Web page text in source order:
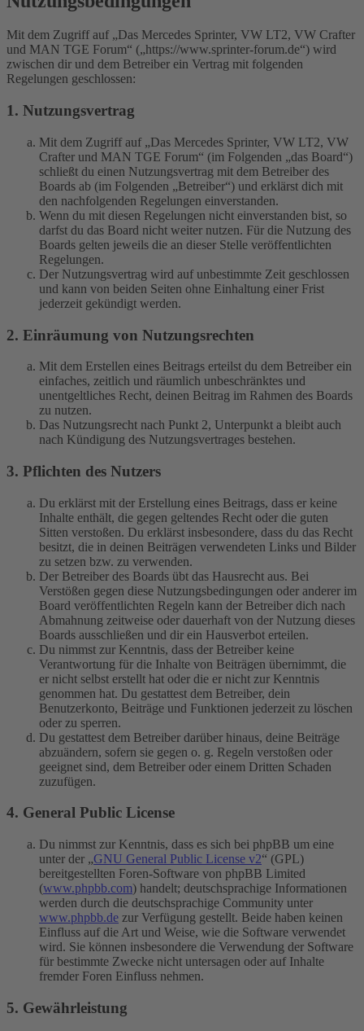
Mit dem Zugriff auf „Das Mercedes Sprinter, VW LT2, VW Crafter
und MAN TGE Forum“ („https://www.sprinter-forum.de“) wird
zwischen dir und dem Betreiber ein Vertrag mit folgenden
Regelungen geschlossen:
1. Nutzungsvertrag
Mit dem Zugriff auf „Das Mercedes Sprinter, VW LT2, VW
Crafter und MAN TGE Forum“ (im Folgenden „das Board“)
schließt du einen Nutzungsvertrag mit dem Betreiber des
Boards ab (im Folgenden „Betreiber“) und erklärst dich mit
den nachfolgenden Regelungen einverstanden.
Wenn du mit diesen Regelungen nicht einverstanden bist, so
darfst du das Board nicht weiter nutzen. Für die Nutzung des
Boards gelten jeweils die an dieser Stelle veröffentlichten
Regelungen.
Der Nutzungsvertrag wird auf unbestimmte Zeit geschlossen
und kann von beiden Seiten ohne Einhaltung einer Frist
jederzeit gekündigt werden.
2. Einräumung von Nutzungsrechten
Mit dem Erstellen eines Beitrags erteilst du dem Betreiber ein
einfaches, zeitlich und räumlich unbeschränktes und
unentgeltliches Recht, deinen Beitrag im Rahmen des Boards
zu nutzen.
Das Nutzungsrecht nach Punkt 2, Unterpunkt a bleibt auch
nach Kündigung des Nutzungsvertrages bestehen.
3. Pflichten des Nutzers
Du erklärst mit der Erstellung eines Beitrags, dass er keine
Inhalte enthält, die gegen geltendes Recht oder die guten
Sitten verstoßen. Du erklärst insbesondere, dass du das Recht
besitzt, die in deinen Beiträgen verwendeten Links und Bilder
zu setzen bzw. zu verwenden.
Der Betreiber des Boards übt das Hausrecht aus. Bei
Verstößen gegen diese Nutzungsbedingungen oder anderer im
Board veröffentlichten Regeln kann der Betreiber dich nach
Abmahnung zeitweise oder dauerhaft von der Nutzung dieses
Boards ausschließen und dir ein Hausverbot erteilen.
Du nimmst zur Kenntnis, dass der Betreiber keine
Verantwortung für die Inhalte von Beiträgen übernimmt, die
er nicht selbst erstellt hat oder die er nicht zur Kenntnis
genommen hat. Du gestattest dem Betreiber, dein
Benutzerkonto, Beiträge und Funktionen jederzeit zu löschen
oder zu sperren.
Du gestattest dem Betreiber darüber hinaus, deine Beiträge
abzuändern, sofern sie gegen o. g. Regeln verstoßen oder
geeignet sind, dem Betreiber oder einem Dritten Schaden
zuzufügen.
4. General Public License
Du nimmst zur Kenntnis, dass es sich bei phpBB um eine
unter der „GNU General Public License v2“ (GPL)
bereitgestellten Foren-Software von phpBB Limited
(www.phpbb.com) handelt; deutschsprachige Informationen
werden durch die deutschsprachige Community unter
www.phpbb.de zur Verfügung gestellt. Beide haben keinen
Einfluss auf die Art und Weise, wie die Software verwendet
wird. Sie können insbesondere die Verwendung der Software
für bestimmte Zwecke nicht untersagen oder auf Inhalte
fremder Foren Einfluss nehmen.
5. Gewährleistung